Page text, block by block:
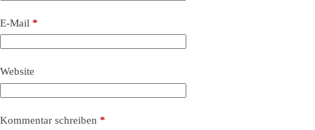
E-Mail *
Website
Kommentar schreiben *